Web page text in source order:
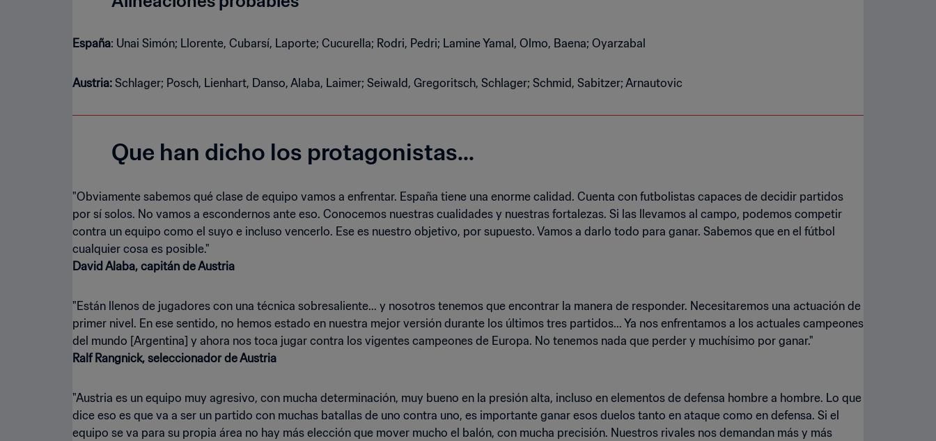
España: Unai Simón; Llorente, Cubarsí, Laporte; Cucurella; Rodri, Pedri; Lamine Yamal, Olmo, Baena; Oyarzabal
Austria: Schlager; Posch, Lienhart, Danso, Alaba, Laimer; Seiwald, Gregoritsch, Schlager; Schmid, Sabitzer; Arnautovic
Que han dicho los protagonistas...
"Obviamente sabemos qué clase de equipo vamos a enfrentar. España tiene una enorme calidad. Cuenta con futbolistas capaces de decidir partidos
por sí solos. No vamos a escondernos ante eso. Conocemos nuestras cualidades y nuestras fortalezas. Si las llevamos al campo, podemos competir
contra un equipo como el suyo e incluso vencerlo. Ese es nuestro objetivo, por supuesto. Vamos a darlo todo para ganar. Sabemos que en el fútbol
David Alaba, capitán de Austria
"Están llenos de jugadores con una técnica sobresaliente... y nosotros tenemos que encontrar la manera de responder. Necesitaremos una actuación de
primer nivel. En ese sentido, no hemos estado en nuestra mejor versión durante los últimos tres partidos... Ya nos enfrentamos a los actuales campeones
Ralf Rangnick, seleccionador de Austria
"Austria es un equipo muy agresivo, con mucha determinación, muy bueno en la presión alta, incluso en elementos de defensa hombre a hombre. Lo que
dice eso es que va a ser un partido con muchas batallas de uno contra uno, es importante ganar esos duelos tanto en ataque como en defensa. Si el
equipo se va para su propia área no hay más elección que mover mucho el balón, con mucha precisión. Nuestros rivales nos demandan más y más